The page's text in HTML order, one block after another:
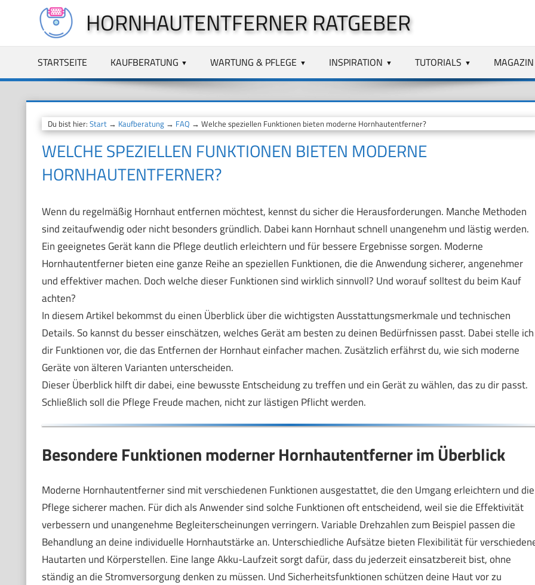
springen
HORNHAUTENTFERNER RATGEBER
STARTSEITE KAUFBERATUNG WARTUNG & PFLEGE INSPIRATION TUTORIALS MAGAZIN
Du bist hier: Start→ Kaufberatung→ FAQ → Welche speziellen Funktionen bieten moderne Hornhautentferner?
WELCHE SPEZIELLEN FUNKTIONEN BIETEN MODERNE
HORNHAUTENTFERNER?
Wenn du regelmäßig Hornhaut entfernen möchtest, kennst du sicher die Herausforderungen. Manche Methoden
sind zeitaufwendig oder nicht besonders gründlich. Dabei kann Hornhaut schnell unangenehm und lästig werden.
Ein geeignetes Gerät kann die Pflege deutlich erleichtern und für bessere Ergebnisse sorgen. Moderne
Hornhautentferner bieten eine ganze Reihe an speziellen Funktionen, die die Anwendung sicherer, angenehmer
und effektiver machen. Doch welche dieser Funktionen sind wirklich sinnvoll? Und worauf solltest du beim Kauf
achten?
In diesem Artikel bekommst du einen Überblick über die wichtigsten Ausstattungsmerkmale und technischen
Details. So kannst du besser einschätzen, welches Gerät am besten zu deinen Bedürfnissen passt. Dabei stelle ich
dir Funktionen vor, die das Entfernen der Hornhaut einfacher machen. Zusätzlich erfährst du, wie sich moderne
Geräte von älteren Varianten unterscheiden.
Dieser Überblick hilft dir dabei, eine bewusste Entscheidung zu treffen und ein Gerät zu wählen, das zu dir passt.
Schließlich soll die Pflege Freude machen, nicht zur lästigen Pflicht werden.
Besondere Funktionen moderner Hornhautentferner im Überblick
Moderne Hornhautentferner sind mit verschiedenen Funktionen ausgestattet, die den Umgang erleichtern und die
Pflege sicherer machen. Für dich als Anwender sind solche Funktionen oft entscheidend, weil sie die Effektivität
verbessern und unangenehme Begleiterscheinungen verringern. Variable Drehzahlen zum Beispiel passen die
Behandlung an deine individuelle Hornhautstärke an. Unterschiedliche Aufsätze bieten Flexibilität für
Hautarten und Körperstellen. Eine lange Akku-Laufzeit sorgt dafür, dass du jederzeit einsatzbereit bist, ohne
ständig an die Stromversorgung denken zu müssen. Und Sicherheitsfunktionen schützen deine Haut vor zu